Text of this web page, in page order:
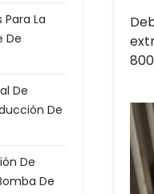
Para La
De
De
De
De
De